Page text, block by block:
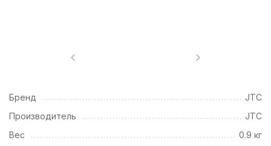
Бренд
JTC
Производитель
JTC
Вес
0.9 кг